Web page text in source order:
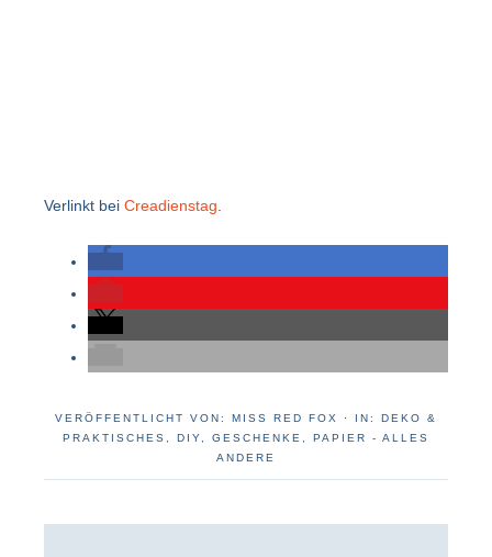
Verlinkt bei Creadienstag.
VERÖFFENTLICHT VON: MISS RED FOX · IN: DEKO &
PRAKTISCHES , DIY, GESCHENKE , PAPIER - ALLES
ANDERE